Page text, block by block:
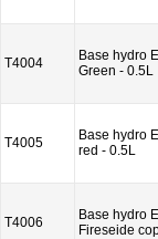
T4004
Base hydro
Green - 0.5L
T4005
Base hydro
red - 0.5L
T4006
Base hydro
Fireseide